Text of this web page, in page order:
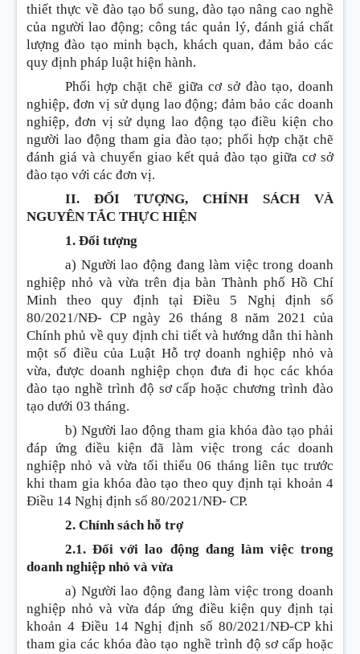
thiết thực về đào tạo bổ sung, đào tạo nâng cao nghề
của người lao động; công tác quản lý, đánh giá chất
lượng đào tạo minh bạch, khách quan, đảm bảo các
quy định pháp luật hiện hành.
Phối hợp chặt chẽ giữa cơ sở đào tạo, doanh
nghiệp, đơn vị sử dụng lao động; đảm bảo các doanh
nghiệp, đơn vị sử dụng lao động tạo điều kiện cho
người lao động tham gia đào tạo; phối hợp chặt chẽ
đánh giá và chuyển giao kết quả đào tạo giữa cơ sở
đào tạo với các đơn vị.
II. ĐỐI TƯỢNG, CHÍNH SÁCH VÀ
NGUYÊN TẮC THỰC HIỆN
1. Đối tượng
a) Người lao động đang làm việc trong doanh
nghiệp nhỏ và vừa trên địa bàn Thành phố Hồ Chí
Minh theo quy định tại Điều 5 Nghị định số
80/2021/NĐ- CP ngày 26 tháng 8 năm 2021 của
Chính phủ về quy định chi tiết và hướng dẫn thi hành
một số điều của Luật Hỗ trợ doanh nghiệp nhỏ và
vừa, được doanh nghiệp chọn đưa đi học các khóa
đào tạo nghề trình độ sơ cấp hoặc chương trình đào
tạo dưới 03 tháng.
b) Người lao động tham gia khóa đào tạo phải
đáp ứng điều kiện đã làm việc trong các doanh
nghiệp nhỏ và vừa tối thiểu 06 tháng liên tục trước
khi tham gia khóa đào tạo theo quy định tại khoản 4
Điều 14 Nghị định số 80/2021/NĐ- CP.
2. Chính sách hỗ trợ
2.1. Đối với lao động đang làm việc trong
doanh nghiệp nhỏ và vừa
a) Người lao động đang làm việc trong doanh
nghiệp nhỏ và vừa đáp ứng điều kiện quy định tại
khoản 4 Điều 14 Nghị định số 80/2021/NĐ-CP khi
tham gia các khóa đào tạo nghề trình độ sơ cấp hoặc